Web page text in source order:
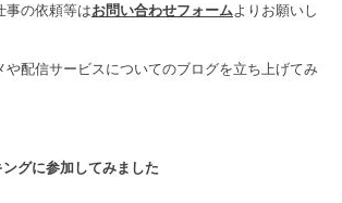
事の依頼等はお問い合わせフォームよりお願いし
や配信サービスについてのブログを立ち上げてみ
ングに参加してみました